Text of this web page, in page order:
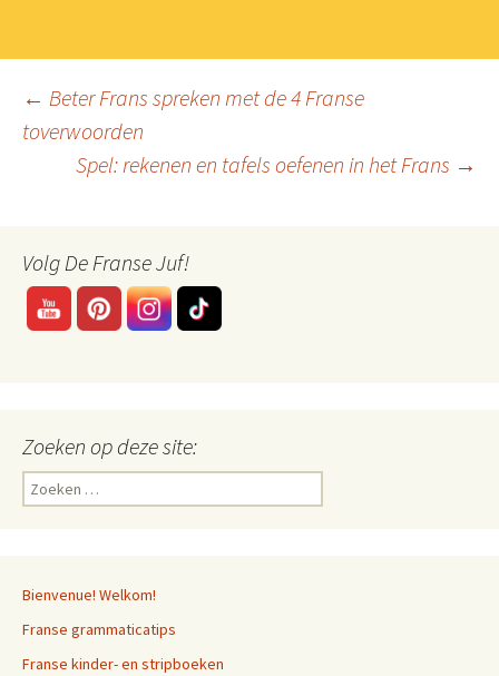
Berichtnavigatie
← Beter Frans spreken met de 4 Franse
toverwoorden
Spel: rekenen en tafels oefenen in het Frans →
Volg De Franse Juf!
Zoeken op deze site:
Zoeken
naar:
Bienvenue! Welkom!
Franse grammaticatips
Franse kinder- en stripboeken